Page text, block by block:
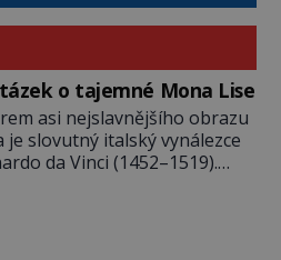
o tajemné Mona Lise
asi nejslavnějšího obrazu
je slovutný italský vynálezce
da Vinci (1452–1519).